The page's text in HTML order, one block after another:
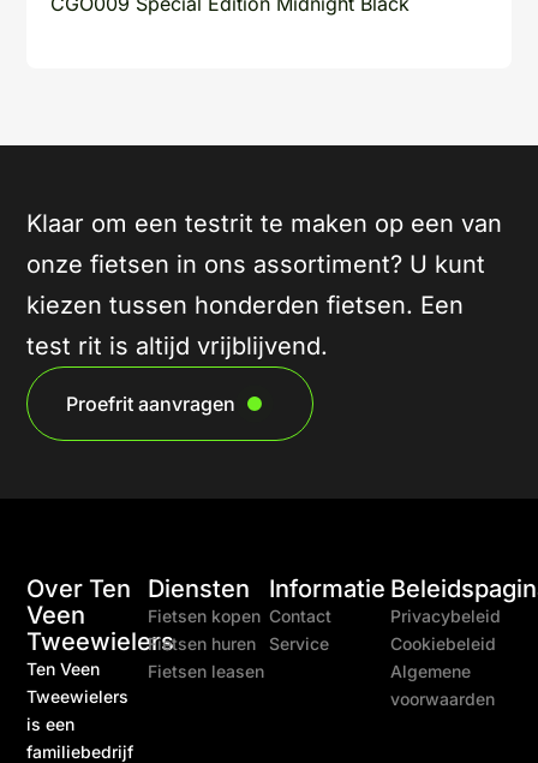
Klaar om een testrit te maken op een van
onze fietsen in ons assortiment? U kunt
kiezen tussen honderden fietsen. Een
test rit is altijd vrijblijvend.
Proefrit aanvragen
Over Ten
Veen
Tweewielers
Ten Veen
Tweewielers
is een
familiebedrijf
Diensten
Fietsen kopen
Fietsen huren
Fietsen leasen
Informatie
Contact
Service
Privacybeleid
Cookiebeleid
Algemene
voorwaarden